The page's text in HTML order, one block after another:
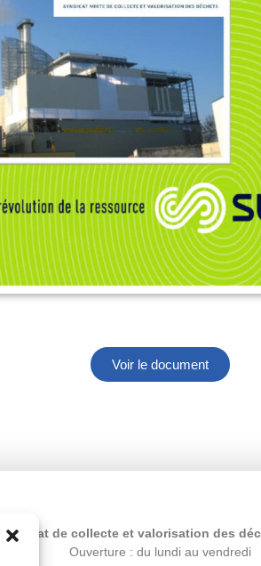
Voir le document
Syndicat de collecte et valorisation des
Ouverture : du lundi au vendredi